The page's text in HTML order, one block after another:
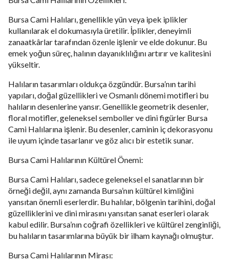
Bursa Cami Halıları, genellikle yün veya ipek iplikler
kullanılarak el dokumasıyla üretilir. İplikler, deneyimli
zanaatkârlar tarafından özenle işlenir ve elde dokunur. Bu
emek yoğun süreç, halının dayanıklılığını artırır ve kalitesini
yükseltir.
Halıların tasarımları oldukça özgündür. Bursa’nın tarihi
yapıları, doğal güzellikleri ve Osmanlı dönemi motifleri bu
halıların desenlerine yansır. Genellikle geometrik desenler,
floral motifler, geleneksel semboller ve dini figürler Bursa
Cami Halılarına işlenir. Bu desenler, caminin iç dekorasyonu
ile uyum içinde tasarlanır ve göz alıcı bir estetik sunar.
Bursa Cami Halılarının Kültürel Önemi:
Bursa Cami Halıları, sadece geleneksel el sanatlarının bir
örneği değil, aynı zamanda Bursa’nın kültürel kimliğini
yansıtan önemli eserlerdir. Bu halılar, bölgenin tarihini, doğal
güzelliklerini ve dini mirasını yansıtan sanat eserleri olarak
kabul edilir. Bursa’nın coğrafi özellikleri ve kültürel zenginliği,
bu halıların tasarımlarına büyük bir ilham kaynağı olmuştur.
Bursa Cami Halılarının Mirası: